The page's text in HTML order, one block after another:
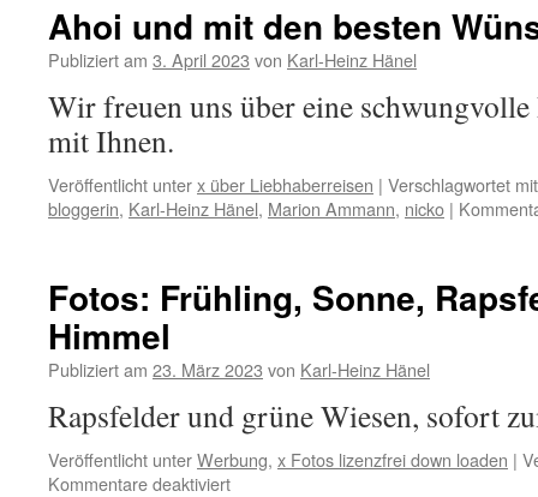
Ahoi und mit den besten
Publiziert am 3. April 2023 von Karl-Heinz Hänel
Wir freuen uns über eine
mit Ihnen.
Veröffentlicht unterx über Liebhaberreisen | Verschlagwortet mit
bloggerin, Karl-Heinz Hänel, Marion Ammann, nicko |
Fotos: Frühling, Sonne,
Himmel
Publiziert am 23. März 2023 von Karl-Heinz Hänel
Rapsfelder und grüne Wiesen, sofort
Veröffentlicht unterWerbung, x Fotos lizenzfrei down loaden |
Kommentare deaktiviertfür